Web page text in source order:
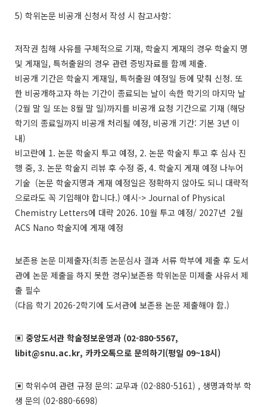
5) 학위논문 비공개 신청서 작성 시 참고사항:
저작권 침해 사유를 구체적으로 기재, 학술지 게재의 경우 학술지 명
및 게재일, 특허출원의 경우 관련 증빙자료를 함께 제출.
비공개 기간은 학술지 게재일, 특허출원 예정일 등에 맞춰 신청. 또
한 비공개하고자 하는 기간이 종료되는 날이 속한 학기의 마지막 날
(2월 말 일 또는 8월 말 일)까지를 비공개 요청 기간으로 기재 (해당
학기의 종료일까지 비공개 처리될 예정, 비공개 기간: 기본 3년 이
내)
비고란에 1. 논문 학술지 투고 예정, 2. 논문 학술지 투고 후 심사 진
행 중, 3. 논문 학술지 리뷰 후 수정 중, 4. 학술지 게재 예정 나누어
기술 (논문 학술지명과 게재 예정일은 정확하지 않아도 되니 대략적
으로라도 꼭 기입해야 합니다.) 예시-> Journal of Physical
Chemistry Letters에 대략 2026. 10월 투고 예정/ 2027년 2월
ACS Nano 학술지에 게재 예정
보존용 논문 미제출자(최종 논문심사 결과 서류 학부에 제출 후 도서
관에 논문 제출을 하지 못한 경우)보존용 학위논문 미제출 사유서 제
출 필수
(다음 학기 2026-2학기에 도서관에 보존용 논문 제출해야 함.)
▣ 중앙도서관 학술정보운영과 (02-880-5567,
libit@snu.ac.kr, 카카오톡으로 문의하기(평일 09~18시)
▣ 학위수여 관련 규정 문의: 교무과 (02-880-5161) , 생명과학부 학
생 문의 (02-880-6698)